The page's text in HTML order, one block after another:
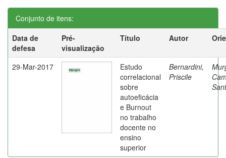
Conjunto de itens:
Data de
defesa
Pré-
visualização
Título Autor
29-Mar-2017
Estudo
correlacional
sobre
autoeficácia
e Burnout
no trabalho
docente no
ensino
superior
Bernardini,
Priscile